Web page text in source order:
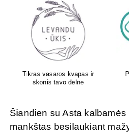
Aboca – iš gamtos Jūsų
sveikatai!
Šiandien su Asta kalbamės
mankštas besilaukiant